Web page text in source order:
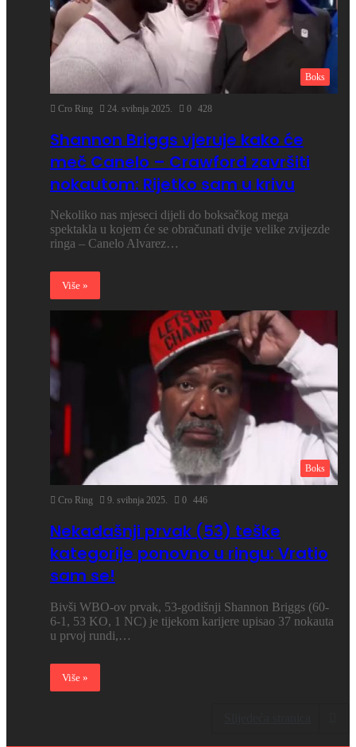
Boks
Cro Ring 24. svibnja 2025. 0 428
Shannon Briggs vjeruje kako će
meč Canelo – Crawford završiti
nokautom: Rijetko sam u krivu
Nekoliko nas mjeseci dijeli do boksačkog mega
spektakla u kojem će se obračunati dvije velike zvijezde
ringa – Canelo Alvarez…
Više »
Boks
Cro Ring 9. svibnja 2025. 0 446
Nekadašnji prvak (53) teške
kategorije ponovno u ringu: Vratio
sam se!
Bivši WBO-ov prvak, 53-godišnji Shannon Briggs (60-
6-1, 53 KO, 1 NC) je tijekom karijere upisao 37 nokauta
u prvoj rundi,…
Više »